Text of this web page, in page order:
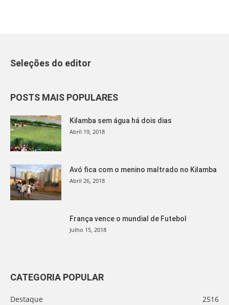
Seleções do editor
POSTS MAIS POPULARES
Kilamba sem água há dois dias
Abril 19, 2018
Avó fica com o menino maltrado no Kilamba
Abril 26, 2018
França vence o mundial de Futebol
Julho 15, 2018
CATEGORIA POPULAR
Destaque
2516